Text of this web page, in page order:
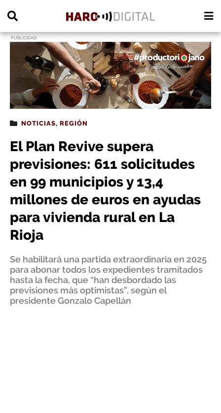
PUBLICIDAD
NOTICIAS, REGIÓN
El Plan Revive supera
previsiones: 611 solicitudes
en 99 municipios y 13,4
millones de euros en ayudas
para vivienda rural en La
Rioja
Se habilitará una partida extraordinaria en 2025
para abonar todos los expedientes tramitados
hasta la fecha, que “han desbordado las
previsiones más optimistas”, según el
presidente Gonzalo Capellán